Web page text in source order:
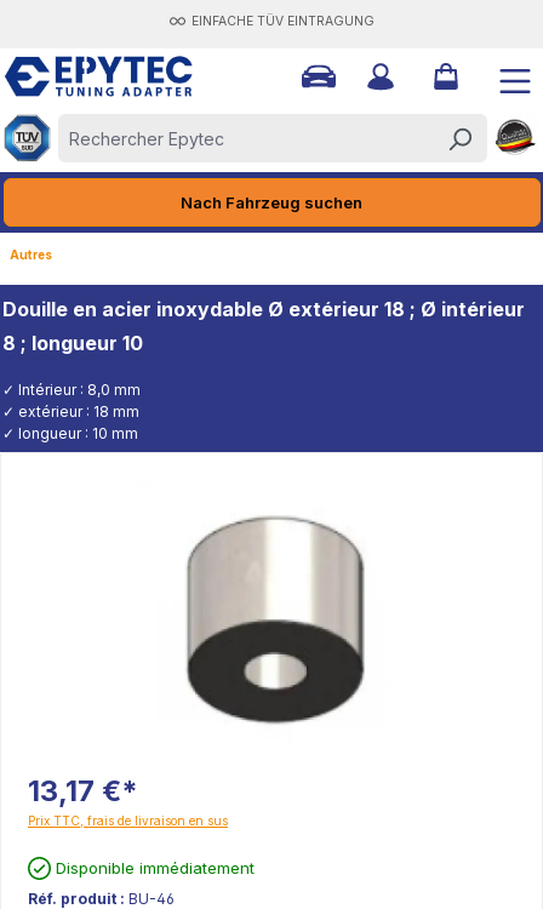
EINFACHE TÜV EINTRAGUNG
Nach Fahrzeug suchen
Autres
Douille en acier inoxydable Ø extérieur 18 ; Ø intérieur
8 ; longueur 10
✓ Intérieur : 8,0 mm
✓ extérieur : 18 mm
✓ longueur : 10 mm
13,17 €*
Prix TTC, frais de livraison en sus
Disponible immédiatement
Réf. produit : BU-46